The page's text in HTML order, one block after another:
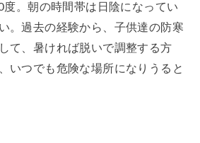
。朝の時間帯は日陰になってい
。過去の経験から、子供達の防寒
て、暑ければ脱いで調整する方
いつでも危険な場所になりうると